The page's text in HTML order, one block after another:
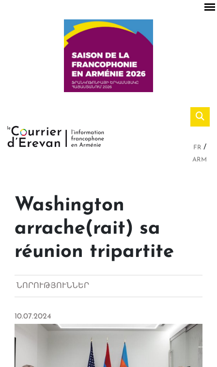
FR
ARM
Washington
arrache(rait) sa
réunion tripartite
ՆՈՐՈՒԹՅՈՒՆՆԵՐ
10.07.2024